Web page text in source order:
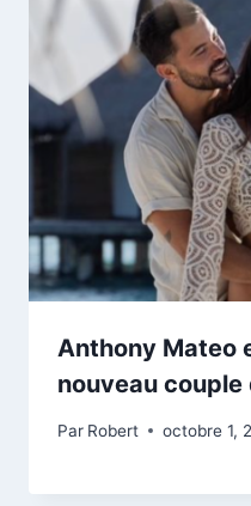
Anthony Mateo
nouveau
Par Robert octobre 1,